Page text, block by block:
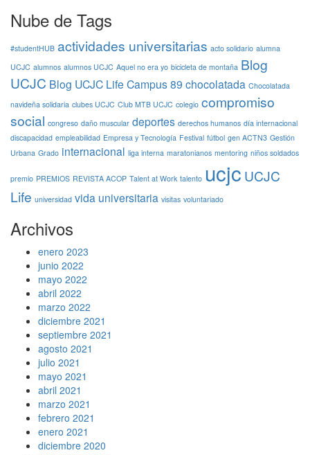
Nube de Tags
#studentHUB actividades universitarias acto solidario alumna
UCJC alumnos alumnos UCJC Aquel no era yo bicicleta de montaña Blog
UCJC Blog UCJC Life Campus 89 chocolatada Chocolatada
navideña solidaria clubes UCJC Club MTB UCJC colegio compromiso
social congreso daño muscular deportes derechos humanos día internacional
discapacidad empleabilidad Empresa y Tecnología Festival fútbol gen ACTN3 Gestión
Urbana Grado internacional liga interna maratonianos mentoring niños soldados
premio PREMIOS REVISTA ACOP Talent at Work talento ucjc UCJC
Life universidad vida universitaria visitas voluntariado
Archivos
enero 2023
junio 2022
mayo 2022
abril 2022
marzo 2022
diciembre 2021
septiembre 2021
agosto 2021
julio 2021
mayo 2021
abril 2021
marzo 2021
febrero 2021
enero 2021
diciembre 2020